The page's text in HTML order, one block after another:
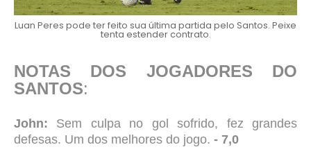
Luan Peres pode ter feito sua última partida pelo Santos. Peixe
tenta estender contrato.
NOTAS DOS JOGADORES DO
SANTOS:
John: Sem culpa no gol sofrido, fez grandes
defesas. Um dos melhores do jogo. - 7,0